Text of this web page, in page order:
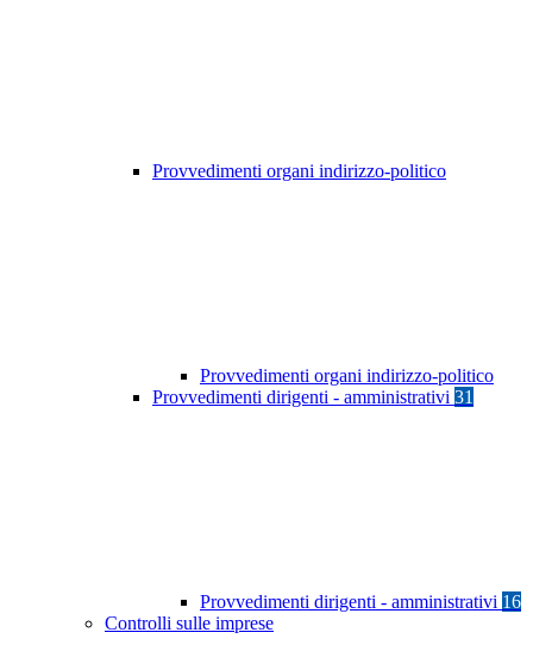
Provvedimenti organi indirizzo-politico
Provvedimenti organi indirizzo-politico
Provvedimenti dirigenti - amministrativi 31
Provvedimenti dirigenti - amministrativi 16
Controlli sulle imprese